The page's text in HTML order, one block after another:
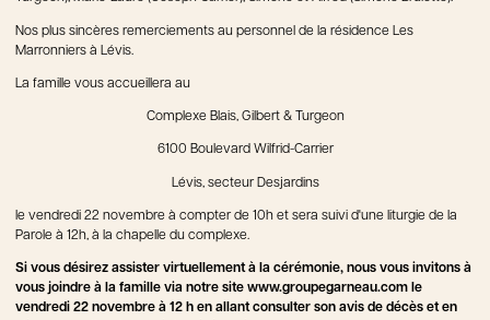
Nos plus sincères remerciements au personnel de la résidence Les
Marronniers à Lévis.
La famille vous accueillera au
Complexe Blais, Gilbert & Turgeon
6100 Boulevard Wilfrid-Carrier
Lévis, secteur Desjardins
le vendredi 22 novembre à compter de 10h et sera suivi d'une liturgie de la
Parole à 12h, à la chapelle du complexe.
Si vous désirez assister virtuellement à la cérémonie, nous vous invitons à
vous joindre à la famille via notre site www.groupegarneau.com le
vendredi 22 novembre à 12 h en allant consulter son avis de décès et en